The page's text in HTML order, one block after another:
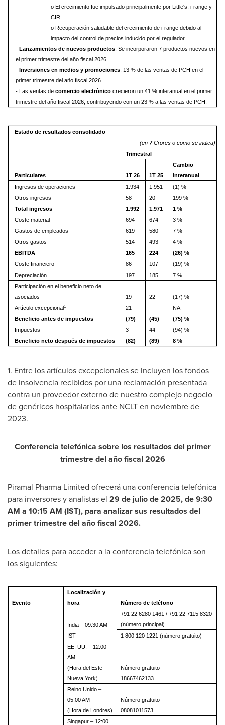
o El crecimiento fue impulsado principalmente por Little's, i-range y
CIR.
o Recuperación saludable del crecimiento de i-range debido al
impacto del control de precios inducido por el regulador.
- Lanzamientos de nuevos productos: Se incorporaron 7 productos nuevos en
el primer trimestre del año fiscal 2026.
- Inversiones en medios y promociones: 13 % de las ventas de PCH en el
primer trimestre del año fiscal 2026.
- Las ventas de comercio electrónicocrecieron un 41 % interanual en el primer
trimestre del año fiscal 2026, contribuyendo con un 23 % a las ventas de PCH.
Estado de resultados consolidado
(en ₹ Crores o como se indica)
Particulares
Trimestral
1T 26 1T 25
Cambio
interanual
Ingresos de operaciones
1.934 1.951
(1) %
Otros ingresos
58 20
199 %
Total ingresos
1.992 1.971
1 %
Coste material
694 674
3 %
Gastos de empleados
619 580
7 %
Otros gastos
514 493
4 %
EBITDA
165 224
(26) %
Coste financiero
86 107
(19) %
Depreciación
197 185
7 %
Participación en el beneficio neto de
asociados
19 22
(17) %
Artículo excepcional1 21 -
NA
Beneficio antes de impuestos
(79) (45)
(75) %
Impuestos
3 44
(94) %
Beneficio neto después de impuestos
(82) (89) 8 %
1. Entre los artículos excepcionales se incluyen los fondos
de insolvencia recibidos por una reclamación presentada
contra un proveedor externo de nuestro complejo negocio
de genéricos hospitalarios ante NCLT en noviembre de
2023.
Conferencia telefónica sobre los resultados del primer
trimestre del año fiscal 2026
Piramal Pharma Limited ofrecerá una conferencia telefónica
para inversores y analistas el 29 de julio de 2025, de9:30
AM a 10:15 AM (IST), para analizar sus resultados del
primer trimestre del año fiscal 2026.
Los detalles para acceder a la conferencia telefónica son
los siguientes:
Evento
Localización y
hora
Número de teléfono
India – 09:30 AM
IST
+91 22 6280 1461 / +91 22 7115 8320
(número principal)
1 800 120 1221 (número gratuito)
EE. UU. – 12:00
AM
(Hora del Este –
Nueva York)
Número gratuito
18667462133
Reino Unido –
05:00 AM
(Hora de Londres)
Número gratuito
08081011573
Singapur – 12:00